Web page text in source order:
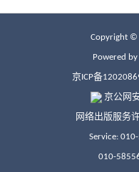
Copyright ©
Powered by
京ICP备
京公网
网络出版服务
Service:
010-